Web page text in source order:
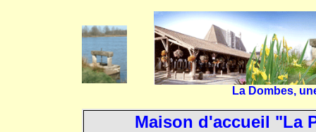
La Dombes,
Maison d'accueil "La